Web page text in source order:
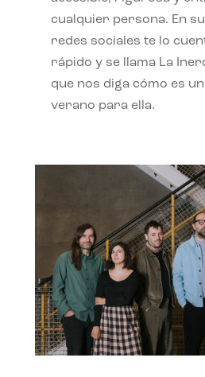
cualquier persona. En
redes sociales te lo
rápido y se llama La
que nos diga cómo es
verano para ella.